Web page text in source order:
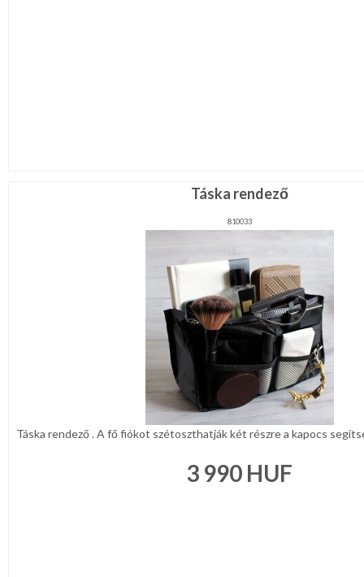
Táska rendező
810033
Táska rendező . A fő fiókot szétoszthatják két részre a kapocs
3 990 HUF